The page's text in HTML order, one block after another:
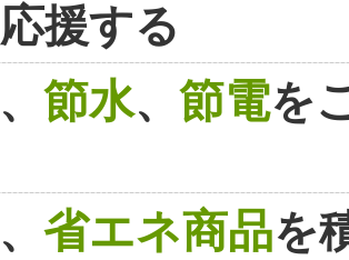
援する
節水、 節電を
省エネ商品を